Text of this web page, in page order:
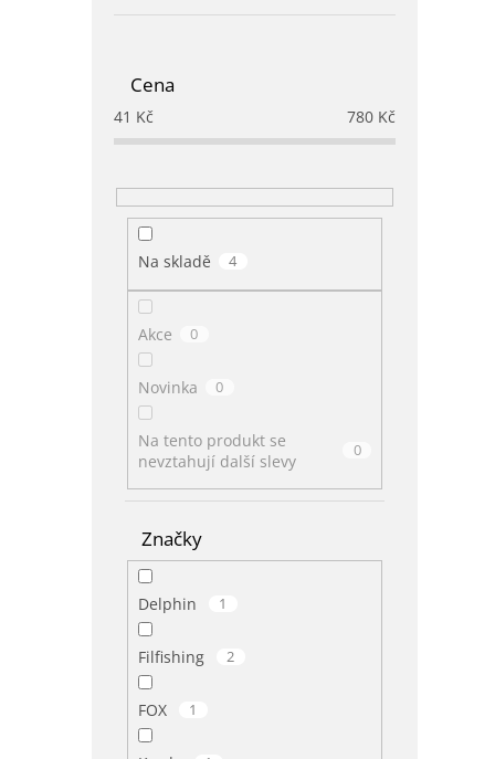
Cena
41 Kč 780 Kč
Na skladě 4
Akce 0
Novinka 0
Na tento produkt se
nevztahují další slevy
0
Značky
Delphin 1
Filfishing 2
FOX 1